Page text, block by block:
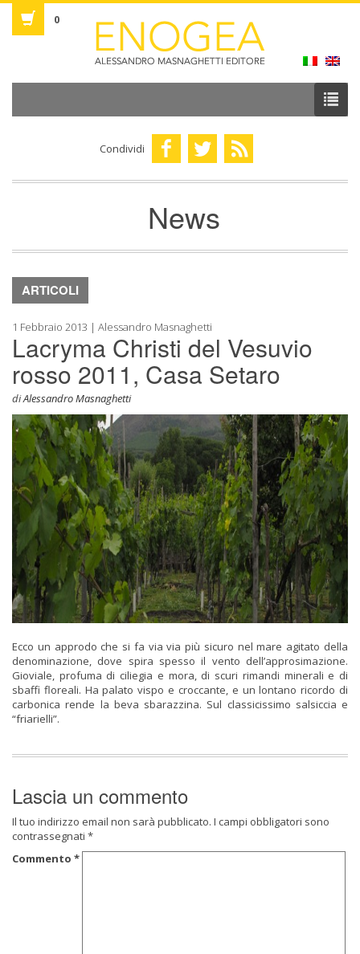
0
Condividi
News
ARTICOLI
1 Febbraio 2013 | Alessandro Masnaghetti
Lacryma Christi del Vesuvio
rosso 2011, Casa Setaro
diAlessandro Masnaghetti
Ecco un approdo che si fa via via più sicuro nel mare agitato della
denominazione, dove spira spesso il vento dell’approsimazione.
Gioviale, profuma di ciliegia e mora, di scuri rimandi minerali e di
sbaffi floreali. Ha palato vispo e croccante, e un lontano ricordo di
carbonica rende la beva sbarazzina. Sul classicissimo salsiccia e
“friarielli”.
Lascia un commento
Il tuo indirizzo email non sarà pubblicato. I campi obbligatori sono
contrassegnati *
Commento *